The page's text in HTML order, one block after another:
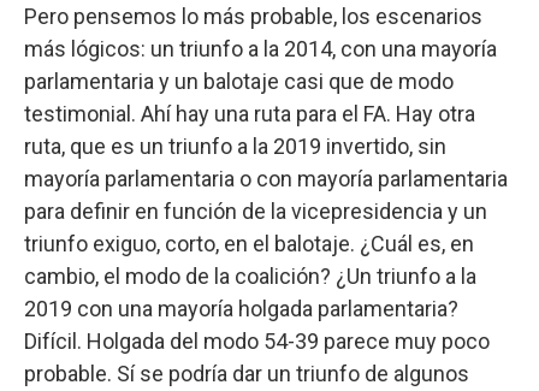
Pero pensemos lo más probable, los escenarios
más lógicos: un triunfo a la 2014, con una mayoría
parlamentaria y un balotaje casi que de modo
testimonial. Ahí hay una ruta para el FA. Hay otra
ruta, que es un triunfo a la 2019 invertido, sin
mayoría parlamentaria o con mayoría parlamentaria
para definir en función de la vicepresidencia y un
triunfo exiguo, corto, en el balotaje. ¿Cuál es, en
cambio, el modo de la coalición? ¿Un triunfo a la
2019 con una mayoría holgada parlamentaria?
Difícil. Holgada del modo 54-39 parece muy poco
probable. Sí se podría dar un triunfo de algunos